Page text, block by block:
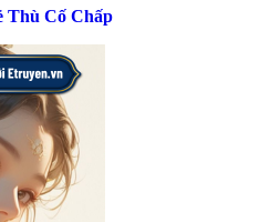
Thù Cố Chấp